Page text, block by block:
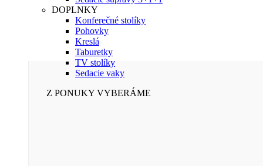
DOPLNKY
Konferečné stolíky
Pohovky
Kreslá
Taburetky
TV stolíky
Sedacie vaky
Z PONUKY VYBERÁME